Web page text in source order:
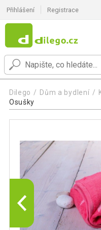
Přihlášení Registrace
Dilego Dům a bydlení
Osušky